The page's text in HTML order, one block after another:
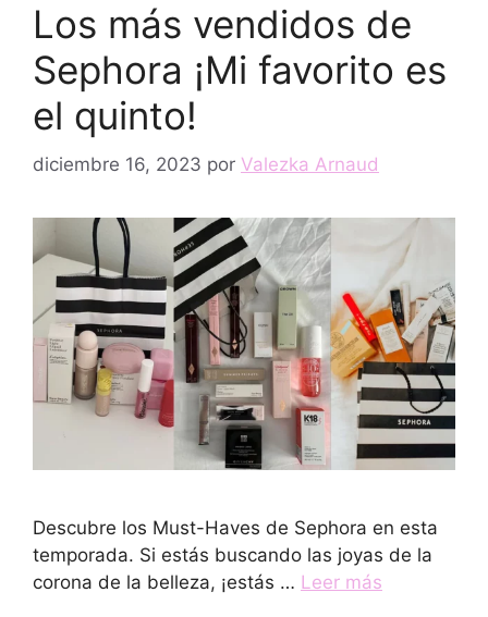
Los más vendidos de
Sephora ¡Mi favorito es
el quinto!
diciembre 16, 2023 por Valezka Arnaud
Descubre los Must-Haves de Sephora en esta
temporada. Si estás buscando las joyas de la
corona de la belleza, ¡estás … Leer más